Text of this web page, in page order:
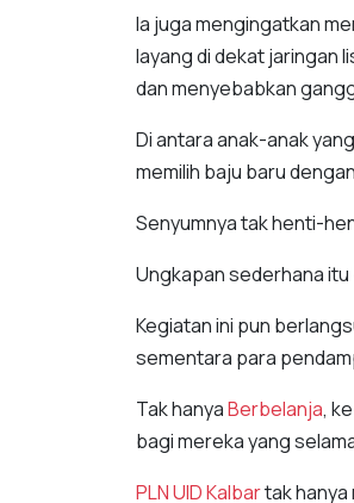
Ia juga mengingatkan
layang di dekat jaringan
dan menyebabkan
Di antara anak-anak
memilih baju baru
Senyumnya tak henti-
Ungkapan sederhana
Kegiatan ini pun
sementara para
Tak hanyaBerbelanja,
bagi mereka yang
PLN UIDKalbartak